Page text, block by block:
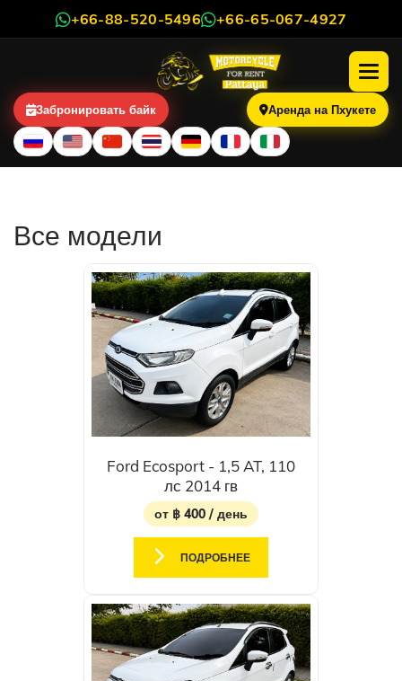
+66-88-520-5496 +66-65-067-4927
Забронировать байк Аренда на Пхукете
Все модели
Ford Ecosport - 1,5 AT, 110
лс 2014 гв
от ฿ 400 / день
ПОДРОБНЕЕ